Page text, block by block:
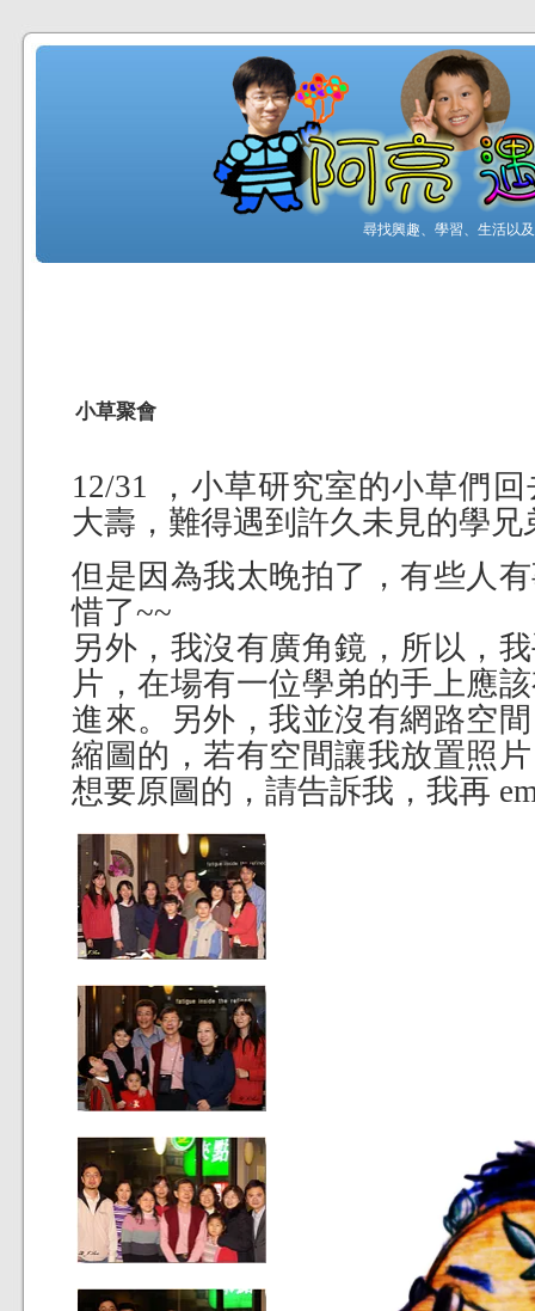
尋找興趣、學習、生活以
小草聚會
12/31 ，小草研究室的小草們
大壽，難得遇到許久未見的學兄
但是因為我太晚拍了，有些人
惜了~~
另外，我沒有廣角鏡，所以，
片，在場有一位學弟的手上應
進來。另外，我並沒有網路空
縮圖的，若有空間讓我放置照
想要原圖的，請告訴我，我再